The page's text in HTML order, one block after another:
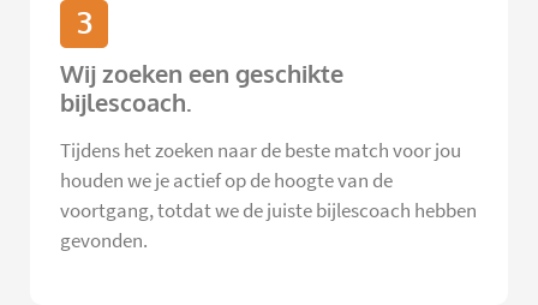
3
Wij zoeken een geschikte
bijlescoach.
Tijdens het zoeken naar de beste match voor jou
houden we je actief op de hoogte van de
voortgang, totdat we de juiste bijlescoach hebben
gevonden.